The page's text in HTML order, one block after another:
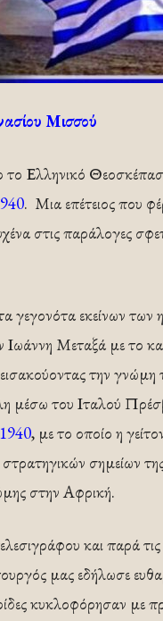
Μισσού
Ελληνικό
. Μια επέτειος που
στις παράλογες
γεγονότα εκείνων
Ιωάννη Μεταξά με το
την
μέσω του Ιταλού
, με το οποίο η
σημείων
στην Αφρική.
και παρά
μας εδήλωσε
κυκλοφόρησαν